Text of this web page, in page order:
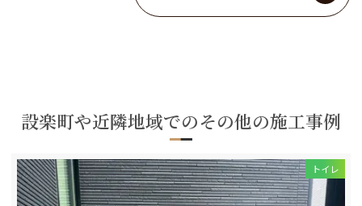
設楽町や近隣地域でのその他の施工事例
トイレ